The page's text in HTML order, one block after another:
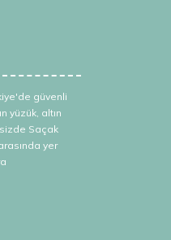
güvenli
yüzük, altın
Saçak
yer